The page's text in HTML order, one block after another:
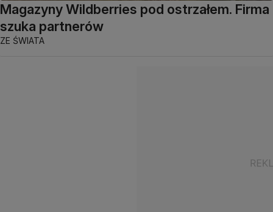
Magazyny Wildberries pod ostrzałem. Firma
szuka partnerów
ZE ŚWIATA